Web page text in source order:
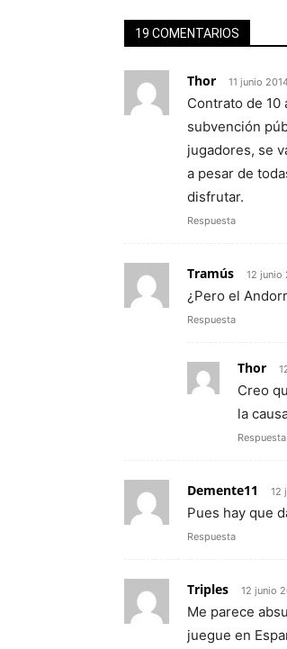
19 COMENTARIOS
Thor 11 junio
Contrato de 10
subvención
jugadores, se
a pesar de
disfrutar.
Respuesta
Tramús 12 junio
¿Pero el
Respuesta
Thor
Creo
la
Respuesta
Demente11 12
Pues hay que
Respuesta
Triples 12 junio
Me parece
juegue en